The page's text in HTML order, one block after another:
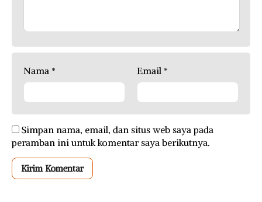
Nama * Email *
Simpan nama, email, dan situs web saya pada
peramban ini untuk komentar saya berikutnya.